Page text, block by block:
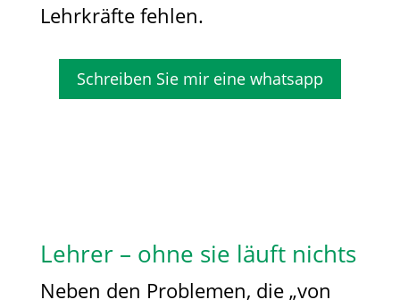
Lehrkräfte fehlen.
Schreiben Sie mir eine whatsapp
Lehrer – ohne sie läuft nichts
Neben den Problemen, die „von